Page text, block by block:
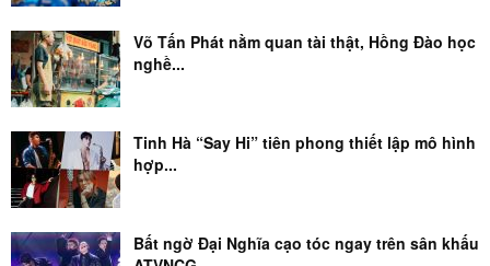
Võ Tấn Phát nằm quan tài thật, Hồng Đào học
nghề...
Tinh Hà “Say Hi” tiên phong thiết lập mô hình
hợp...
Bất ngờ Đại Nghĩa cạo tóc ngay trên sân khấu